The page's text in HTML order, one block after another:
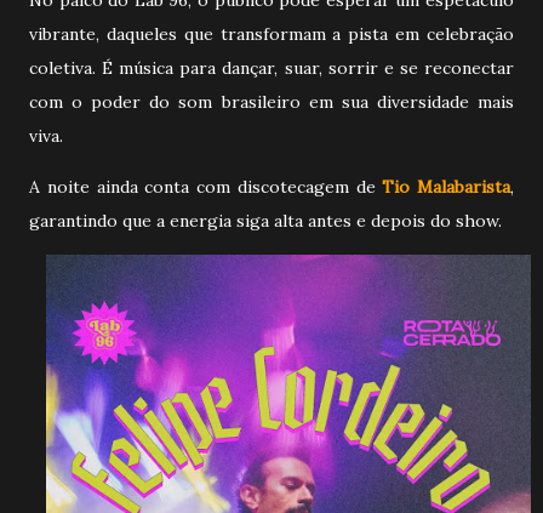
vibrante, daqueles que transformam a pista em celebração
coletiva. É música para dançar, suar, sorrir e se reconectar
com o poder do som brasileiro em sua diversidade mais
viva.
A noite ainda conta com discotecagem deTio Malabarista,
garantindo que a energia siga alta antes e depois do show.